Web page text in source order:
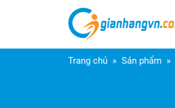
Trang chủ Sản phẩm